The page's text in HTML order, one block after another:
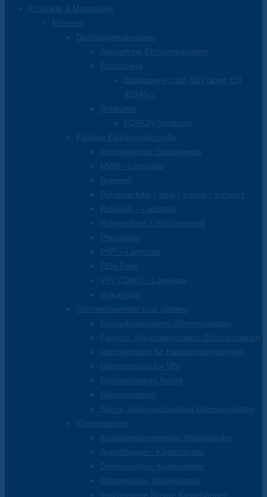
Produkte & Materialien
Material
Dichtungsmaterialien
Asbestfreie Dichtungsplatten
Elastomere
Elastomere nach DIN Norm EN
45545-2
Schäume
PORON-Schäume
Flexible Elektroisolierstoffe
Imprägniertes Glasgewebe
NMN – Laminate
Nomex®
Polyesterfolie | weiß | transp.| schwarz
Polyimid – Laminate
Polyimidfolie | nicht-klebend
Pressspan
PSP – Laminate
PEN-Folie
VPV / DMD – Laminate
Vulkanfiber
Glimmerbaender und -platten
Epoxydgebundene Glimmerplatten
Flexible, silikongebundene Glimmerplatten
Glimmerband für Kabelumspinnungen
Glimmerband für VPI
Glimmerhaltige Rohre
Glimmerpapier
Starre, silikongebundene Glimmerplatten
Klebebaender
Acetatseidengewebe- Klebebänder
Aramidpapier- Klebebänder
Doppelseitige- Klebebänder
Glasgewebe- Klebebänder
Imprägnierte Krepp- Klebebänder